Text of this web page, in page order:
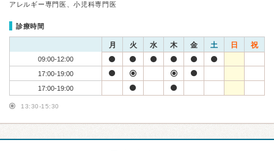
アレルギー専門医、小児科専門医
診療時間
月 火 水 木 金 土 日 祝
09:00-12:00
17:00-19:00
17:00-19:00
13:30-15:30